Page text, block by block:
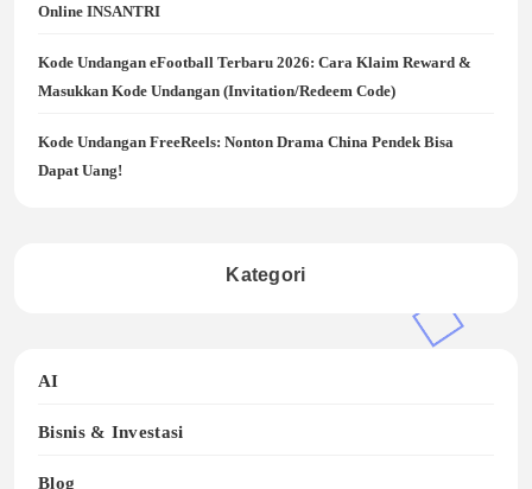
Online INSANTRI
Kode Undangan eFootball Terbaru 2026: Cara Klaim Reward &
Masukkan Kode Undangan (Invitation/Redeem Code)
Kode Undangan FreeReels: Nonton Drama China Pendek Bisa
Dapat Uang!
Kategori
AI
Bisnis & Investasi
Blog